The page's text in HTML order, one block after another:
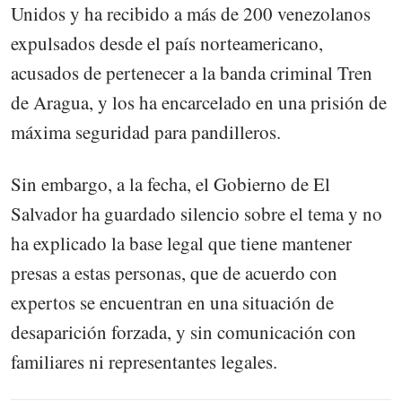
Unidos y ha recibido a más de 200 venezolanos
expulsados desde el país norteamericano,
acusados de pertenecer a la banda criminal Tren
de Aragua, y los ha encarcelado en una prisión de
máxima seguridad para pandilleros.
Sin embargo, a la fecha, el Gobierno de El
Salvador ha guardado silencio sobre el tema y no
ha explicado la base legal que tiene mantener
presas a estas personas, que de acuerdo con
expertos se encuentran en una situación de
desaparición forzada, y sin comunicación con
familiares ni representantes legales.